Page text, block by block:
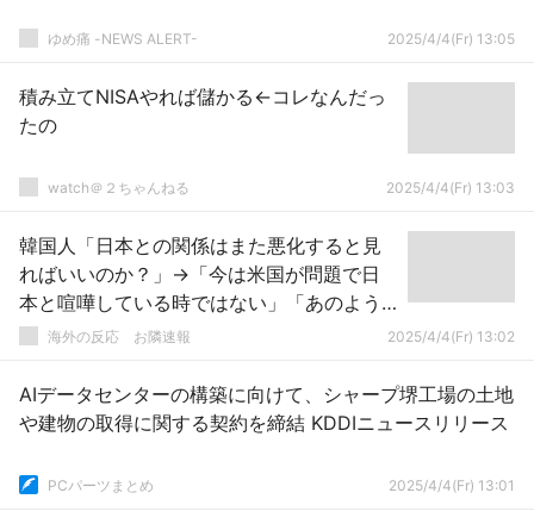
ゆめ痛 -NEWS ALERT- 2025/4/4(Fr) 13:05
積み立てNISAやれば儲かる←コレなんだっ
たの
watch＠２ちゃんねる 2025/4/4(Fr) 13:03
韓国人「日本との関係はまた悪化すると見
ればいいのか？」→「今は米国が問題で日
本と喧嘩している時ではない」「あのよう
にすべて与えてやらないと良くならない関
罷免】
海外の反応 お隣速報 2025/4/4(Fr) 13:02
AIデータセンターの構築に向けて、シャープ堺工場の土地
や建物の取得に関する契約を締結 KDDIニュースリリース
PCパーツまとめ 2025/4/4(Fr) 13:01